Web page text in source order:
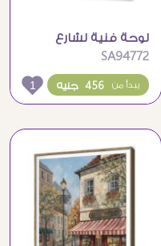
لوحة فنية لشارع
المدينة المضيء ليلاً
بالمطر
SA94772
456 جنيه يبدأ من 1